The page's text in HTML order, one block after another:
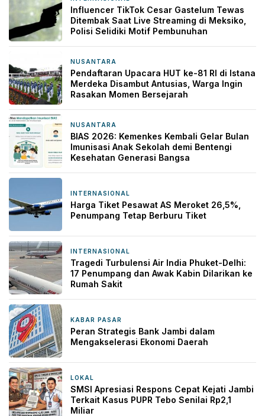
Influencer TikTok Cesar Gastelum Tewas
Ditembak Saat Live Streaming di Meksiko,
Polisi Selidiki Motif Pembunuhan
NUSANTARA
Pendaftaran Upacara HUT ke-81 RI di Istana
Merdeka Disambut Antusias, Warga Ingin
Rasakan Momen Bersejarah
NUSANTARA
BIAS 2026: Kemenkes Kembali Gelar Bulan
Imunisasi Anak Sekolah demi Bentengi
Kesehatan Generasi Bangsa
INTERNASIONAL
Harga Tiket Pesawat AS Meroket 26,5%,
Penumpang Tetap Berburu Tiket
INTERNASIONAL
Tragedi Turbulensi Air India Phuket-Delhi:
17 Penumpang dan Awak Kabin Dilarikan ke
Rumah Sakit
KABAR PASAR
Peran Strategis Bank Jambi dalam
Mengakselerasi Ekonomi Daerah
LOKAL
SMSI Apresiasi Respons Cepat Kejati Jambi
Terkait Kasus PUPR Tebo Senilai Rp2,1
Miliar